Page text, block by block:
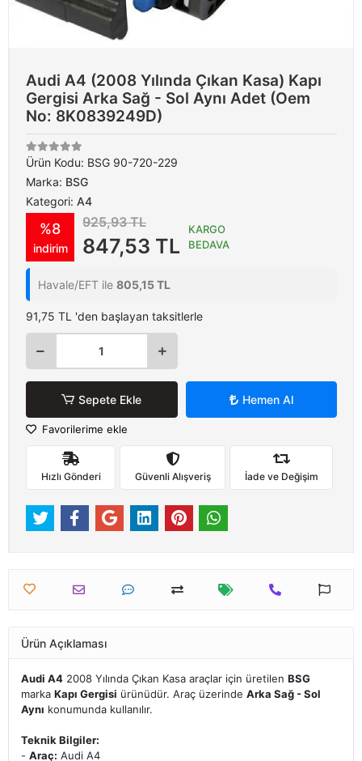
Audi A4 (2008 Yılında Çıkan Kasa) Kapı
Gergisi Arka Sağ - Sol Aynı Adet (Oem
No: 8K0839249D)
Ürün Kodu: BSG 90-720-229
Marka: BSG
Kategori: A4
%8
indirim
925,93 TL
847,53 TL
KARGO
BEDAVA
Havale/EFT ile 805,15 TL
91,75 TL 'den başlayan taksitlerle
Sepete Ekle Hemen Al
Favorilerime ekle
Hızlı Gönderi Güvenli Alışveriş İade ve Değişim
Ürün Açıklaması
Audi A4 2008 Yılında Çıkan Kasa araçlar için üretilen BSG
marka Kapı Gergisi ürünüdür. Araç üzerinde Arka Sağ - Sol
Aynı konumunda kullanılır.
Teknik Bilgiler:
- Araç: Audi A4